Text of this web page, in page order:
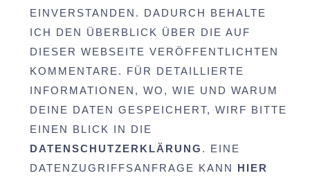
EINVERSTANDEN. DADURCH BEHALTE
ICH DEN ÜBERBLICK ÜBER DIE AUF
DIESER WEBSEITE VERÖFFENTLICHTEN
KOMMENTARE. FÜR DETAILLIERTE
INFORMATIONEN, WO, WIE UND WARUM
DEINE DATEN GESPEICHERT, WIRF BITTE
EINEN BLICK IN DIE
DATENSCHUTZERKLÄRUNG . EINE
DATENZUGRIFFSANFRAGE KANN HIER